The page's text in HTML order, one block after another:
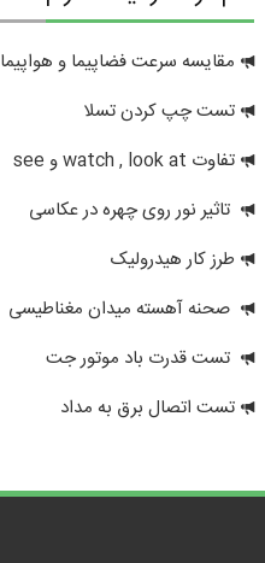
مقایسه سرعت فضاپیما و هواپیما
تست چپ کردن تسلا
تفاوت watch , look at و see
تاثیر نور روی چهره در عکاسی
طرز کار هیدرولیک
صحنه آهسته میدان مغناطیسی
تست قدرت باد موتور جت
تست اتصال برق به مداد